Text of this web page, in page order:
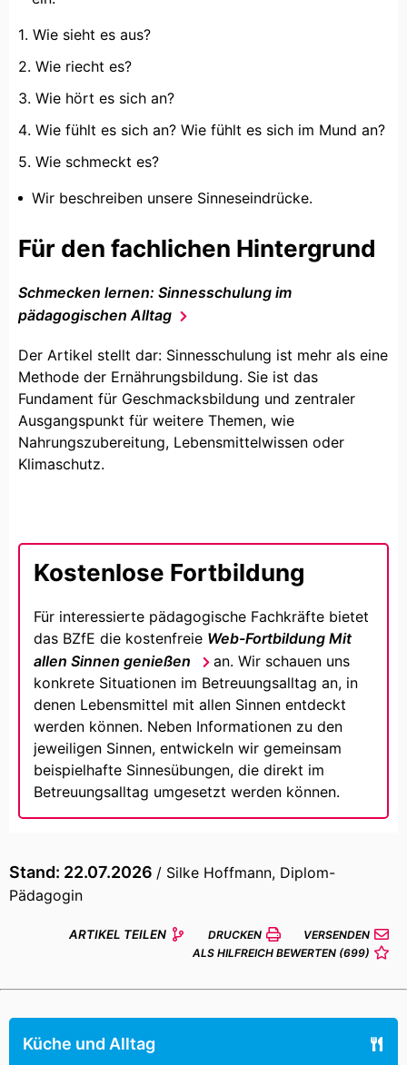
Wie sieht es aus?
Wie riecht es?
Wie hört es sich an?
Wie fühlt es sich an? Wie fühlt es sich im Mund an?
Wie schmeckt es?
Wir beschreiben unsere Sinneseindrücke.
Für den fachlichen Hintergrund
Schmecken lernen: Sinnesschulung im
pädagogischen Alltag
Der Artikel stellt dar: Sinnesschulung ist mehr als eine
Methode der Ernährungsbildung. Sie ist das
Fundament für Geschmacksbildung und zentraler
Ausgangspunkt für weitere Themen, wie
Nahrungszubereitung, Lebensmittelwissen oder
Klimaschutz.
Kostenlose Fortbildung
Für interessierte pädagogische Fachkräfte bietet
das BZfE die kostenfreie Web-Fortbildung Mit
allen Sinnen genießen
an. Wir schauen uns
konkrete Situationen im Betreuungsalltag an, in
denen Lebensmittel mit allen Sinnen entdeckt
werden können. Neben Informationen zu den
jeweiligen Sinnen, entwickeln wir gemeinsam
beispielhafte Sinnesübungen, die direkt im
Betreuungsalltag umgesetzt werden können.
Stand: 22.07.2026 / Silke Hoffmann, Diplom-
Pädagogin
ARTIKEL TEILEN DRUCKEN
VERSENDEN
ALS HILFREICH BEWERTEN (699)
Küche und Alltag